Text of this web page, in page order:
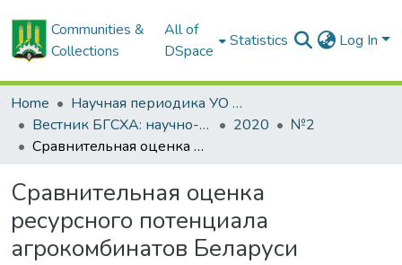
Communities &
Collections
All of
DSpace
Statistics Log In
Home
Научная периодика УО БГСХА
Вестник БГСХА: научно-методический журнал Белорусской государственной сельскохозяйственной академии
2020
№2
Сравнительная оценка ресурсного потенциала агрокомбинатов Беларуси
Сравнительная оценка
ресурсного потенциала
агрокомбинатов Беларуси